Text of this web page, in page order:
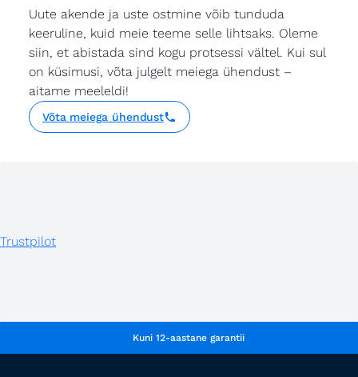
Uute akende ja uste ostmine võib tunduda
keeruline, kuid meie teeme selle lihtsaks. Oleme
siin, et abistada sind kogu protsessi vältel. Kui sul
on küsimusi, võta julgelt meiega ühendust –
aitame meeleldi!
Võta meiega ühendust
Trustpilot
Kuni 12-aastane garantii